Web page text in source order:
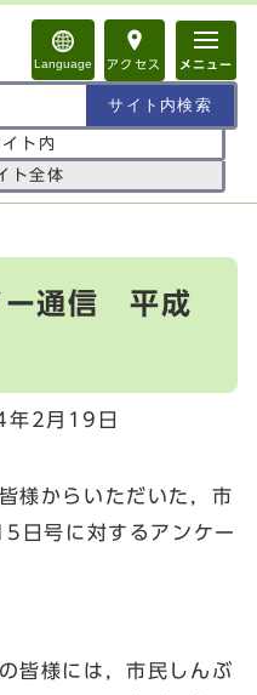
Language アクセス メニュー
ト内
ト全体
ー通信 平成
2月19日
様からいただいた，市
日号に対するアンケー
皆様には，市民しんぶ